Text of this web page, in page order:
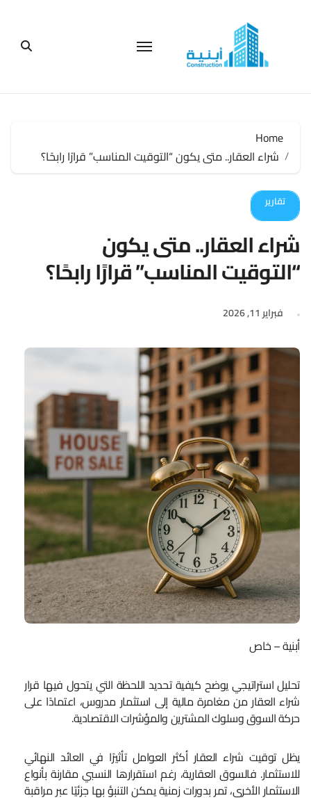
Home
شراء العقار.. متى يكون “التوقيت المناسب” قرارًا رابحًا؟
تقارير
شراء العقار.. متى يكون
“التوقيت المناسب” قرارًا رابحًا؟
فبراير 11, 2026
أبنية – خاص
تحليل استراتيجي يوضح كيفية تحديد اللحظة التي يتحول فيها قرار
شراء العقار من مغامرة مالية إلى استثمار مدروس، اعتمادًا على
حركة السوق وسلوك المشترين والمؤشرات الاقتصادية.
يظل توقيت شراء العقار أكثر العوامل تأثيرًا في العائد النهائي
للاستثمار. فالسوق العقارية، رغم استقرارها النسبي مقارنة بأنواع
الاستثمار الأخرى، تمر بدورات زمنية يمكن التنبؤ بها جزئيًا عبر مراقبة